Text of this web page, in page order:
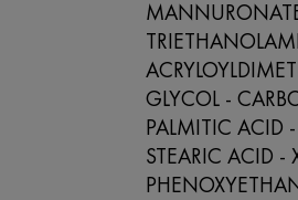
GLYCOL -
PALMITIC ACID
STEARIC ACID